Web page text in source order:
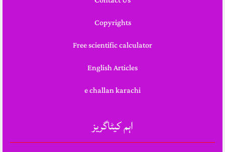
Copyrights
Free scientific calculator
English Articles
e challan karachi
اہم کیٹاگریز